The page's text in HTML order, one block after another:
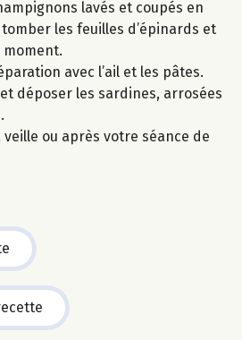
lavés et coupés en
les feuilles d’épinards et
moment.
avec l’ail et les pâtes.
déposer les sardines, arrosées
ou après votre séance de